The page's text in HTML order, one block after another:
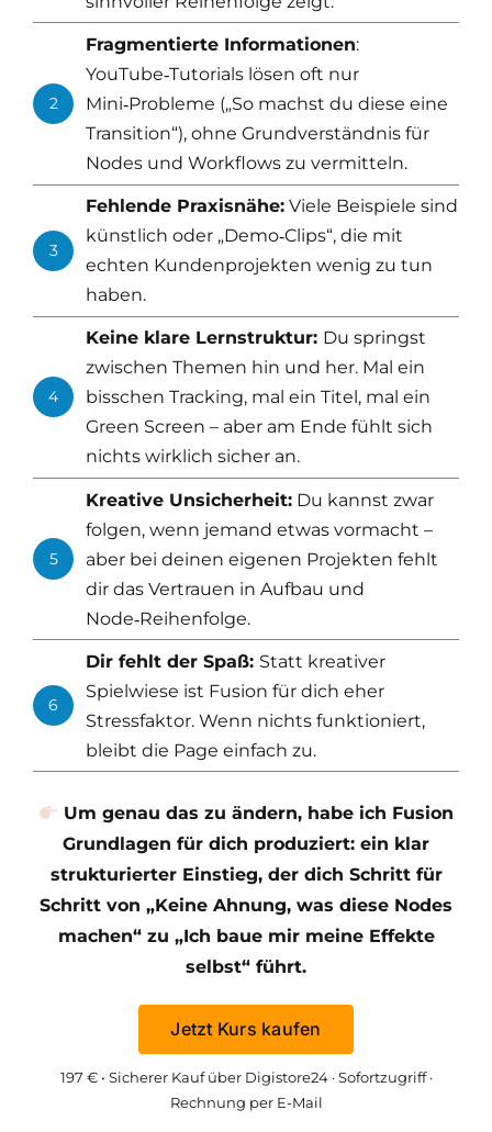
2
Fragmentierte Informationen:
YouTube‑Tutorials lösen oft nur
Mini‑Probleme („So machst du diese eine
Transition“), ohne Grundverständnis für
Nodes und Workflows zu vermitteln.
3
Fehlende Praxisnähe: Viele Beispiele sind
künstlich oder „Demo‑Clips“, die mit
echten Kundenprojekten wenig zu tun
haben.
4
Keine klare Lernstruktur: Du springst
zwischen Themen hin und her. Mal ein
bisschen Tracking, mal ein Titel, mal ein
Green Screen – aber am Ende fühlt sich
nichts wirklich sicher an.
5
Kreative Unsicherheit: Du kannst zwar
folgen, wenn jemand etwas vormacht –
aber bei deinen eigenen Projekten fehlt
dir das Vertrauen in Aufbau und
Node‑Reihenfolge.
6
Dir fehlt der Spaß: Statt kreativer
Spielwiese ist Fusion für dich eher
Stressfaktor. Wenn nichts funktioniert,
bleibt die Page einfach zu.
Um genau das zu ändern, habe ich Fusion
Grundlagen für dich produziert: ein klar
strukturierter Einstieg, der dich Schritt für
Schritt von „Keine Ahnung, was diese Nodes
machen“ zu „Ich baue mir meine Effekte
selbst“ führt.
Jetzt Kurs kaufen
197 € • Sicherer Kauf über Digistore24 · Sofortzugriff ·
Rechnung per E-Mail